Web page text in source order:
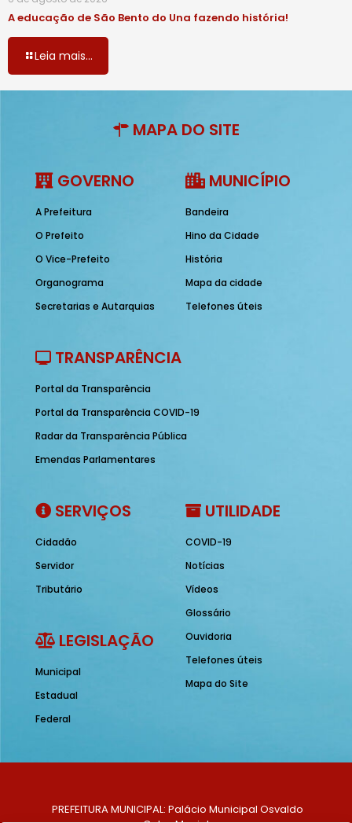
A educação de São Bento do Una fazendo história!
Leia mais...
MAPA DO SITE
GOVERNO
A Prefeitura
O Prefeito
O Vice-Prefeito
Organograma
Secretarias e Autarquias
MUNICÍPIO
Bandeira
Hino da Cidade
História
Mapa da cidade
Telefones úteis
TRANSPARÊNCIA
Portal da Transparência
Portal da Transparência COVID-19
Radar da Transparência Pública
Emendas Parlamentares
SERVIÇOS
Cidadão
Servidor
Tributário
LEGISLAÇÃO
Municipal
Estadual
Federal
UTILIDADE
COVID-19
Notícias
Vídeos
Glossário
Ouvidoria
Telefones úteis
Mapa do Site
PREFEITURA MUNICIPAL: Palácio Municipal Osvaldo